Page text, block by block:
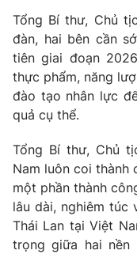
Tổng Bí thư, Chủ
đàn, hai bên cần
tiên giai đoạn
thực phẩm, năng
đào tạo nhân lực
quả cụ thể.
Tổng Bí thư, Chủ
Nam luôn coi thành
một phần thành
lâu dài, nghiêm túc
Thái Lan tại Việt
trọng giữa hai nền